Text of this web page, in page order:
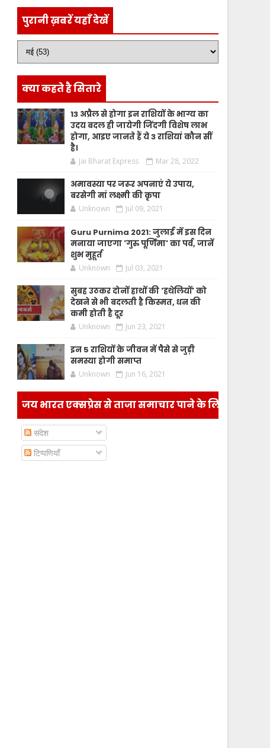
पुरानी ख़बरें यहाँ देखें
क्या कहते है सितारे
13 अप्रैल से होगा इन राशियों के भाग्य का
उदय बदल ही जायेगी जिंदगी विशेष लाभ
होगा, आइए जानते हैं ये 3 राशियां कौन सीं
है।
Jai Bharat Express Mar 28, 2022
अमावस्या पर जरूर अपनाएं ये उपाय,
बरसेगी मां लक्ष्मी की कृपा
Unknown Jul 09, 2021
Guru Purnima 2021: जुलाई में इस दिन
मनाया जाएगा 'गुरु पूर्णिमा' का पर्व, जानें
शुभ मुहूर्त
Unknown Jul 03, 2021
सुबह उठकर दोनों हाथों की 'हथेलियों' को
देखने से भी बदलती है किस्मत, धन की
कमी होती है दूर
Unknown Jun 23, 2021
इन 5 राशियों के जीवन में पैसे से जुड़ी
समस्या होगी समाप्त
Unknown Jun 16, 2021
जय भारत एक्सप्रेस से ताजा समाचार पाने के लिए
संदेश
टिप्पणियाँ